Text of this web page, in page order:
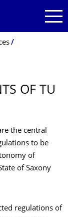
OF TU
the central
to be
of
of Saxony
regulations of